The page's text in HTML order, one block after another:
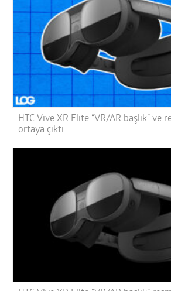
HTC Vive XR Elite “VR/AR başlık” ve
ortaya çıktı